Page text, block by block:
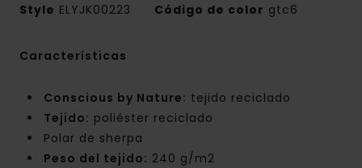
Style ELYJK00223 Código de color gtc6
Características
Conscious by Nature: tejido reciclado
Tejido: poliéster reciclado
Polar de sherpa
Peso del tejido: 240 g/m2